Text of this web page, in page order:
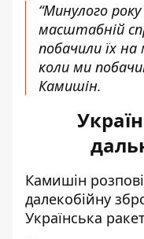
“Минулого
масштабній
побачили їх на
коли ми
Камишін.
Камишін
далекобійну
Українська